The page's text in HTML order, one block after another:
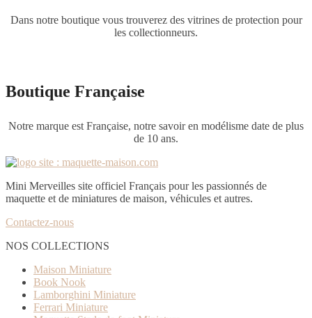
Dans notre boutique vous trouverez des vitrines de protection pour
les collectionneurs.
Boutique Française
Notre marque est Française, notre savoir en modélisme date de plus
de 10 ans.
Mini Merveilles site officiel Français pour les passionnés de
maquette et de miniatures de maison, véhicules et autres.
Contactez-nous
NOS COLLECTIONS
Maison Miniature
Book Nook
Lamborghini Miniature
Ferrari Miniature